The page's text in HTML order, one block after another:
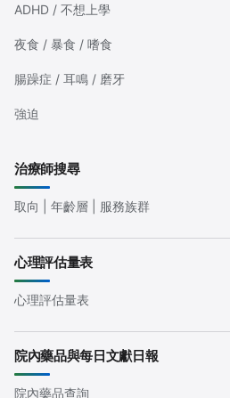
ADHD / 不想上學
夜食 / 暴食 / 嗜食
腸躁症 / 耳鳴 / 磨牙
強迫
治療師搜尋
取向 | 年齡層 | 服務族群
心理評估量表
心理評估量表
院內藥品與每日文獻日報
院內藥品查詢